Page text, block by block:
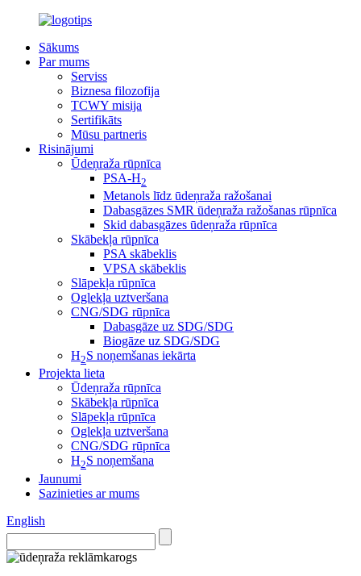
Sākums
Par mums
Serviss
Biznesa filozofija
TCWY misija
Sertifikāts
Mūsu partneris
Risinājumi
Ūdeņraža rūpnīca
PSA-H2
Metanols līdz ūdeņraža ražošanai
Dabasgāzes SMR ūdeņraža ražošanas rūpnīca
Skid dabasgāzes ūdeņraža rūpnīca
Skābekļa rūpnīca
PSA skābeklis
VPSA skābeklis
Slāpekļa rūpnīca
Oglekļa uztveršana
CNG/SDG rūpnīca
Dabasgāze uz SDG/SDG
Biogāze uz SDG/SDG
H2S noņemšanas iekārta
Projekta lieta
Ūdeņraža rūpnīca
Skābekļa rūpnīca
Slāpekļa rūpnīca
Oglekļa uztveršana
CNG/SDG rūpnīca
H2S noņemšana
Jaunumi
Sazinieties ar mums
English